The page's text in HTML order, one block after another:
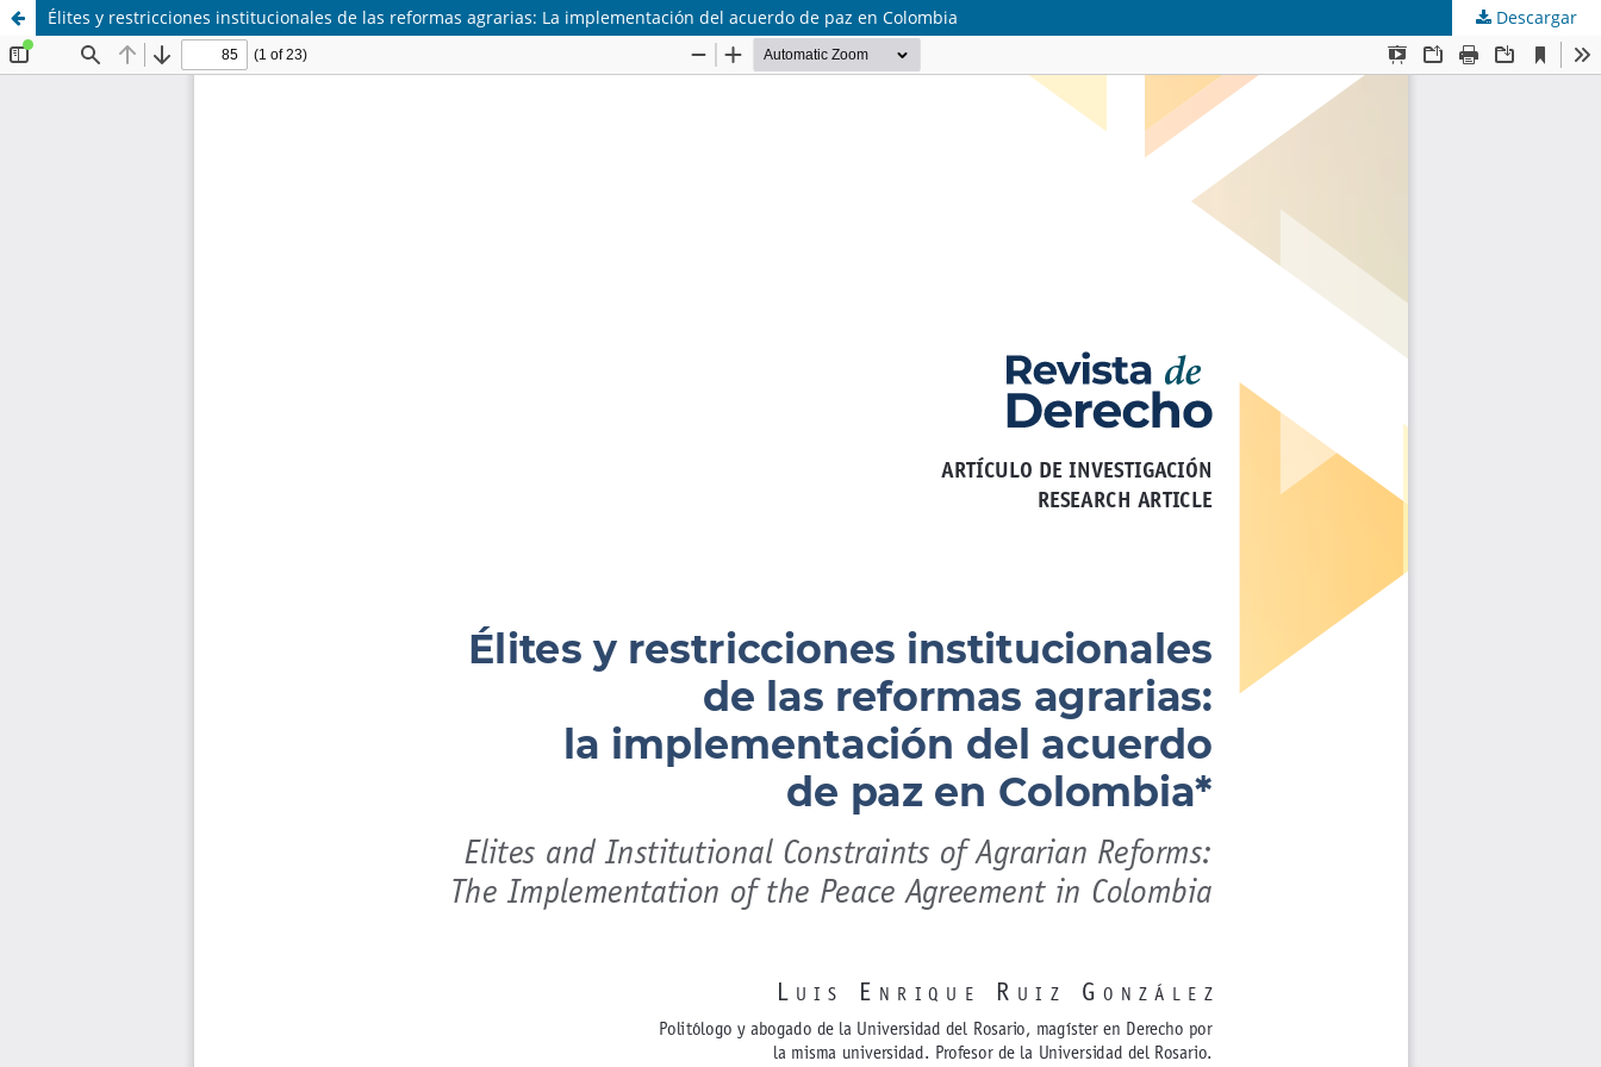
Élites y restricciones institucionales de las reformas agrarias: La implementación del acuerdo de paz en Colombia Descargar